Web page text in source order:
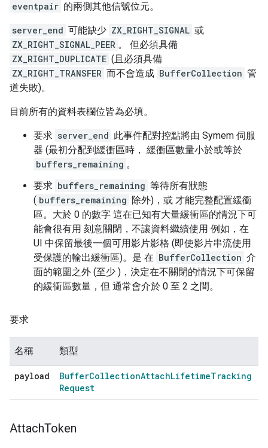
eventpair 的兩側其他信號位元。
server_end 可能缺少 ZX_RIGHT_SIGNAL 或
ZX_RIGHT_SIGNAL_PEER 。 但必須具備
ZX_RIGHT_DUPLICATE (且必須具備
ZX_RIGHT_TRANSFER 而不會造成 BufferCollection 管
道失敗)。
目前所有的資料表欄位皆為必填。
要求 server_end 此事件配對控點將由 Symem 伺服
器 (最初分配到緩衝區時， 緩衝區數量小於或等於
buffers_remaining 。
要求 buffers_remaining 等待所有狀態
( buffers_remaining 除外)，或 才能完整配置緩衝
區。大於 0 的數字 這在已知有大量緩衝區的情況下可
能會很有用 刻意關閉，不讓資料繼續使用 例如，在
UI 中保留最後一個可用影片影格 (即使影片串流使用
受保護的輸出緩衝區)。是 在 BufferCollection 介
面的範圍之外 (至少 )，決定在不關閉的情況下可保留
的緩衝區數量，但 通常會介於 0 至 2 之間。
要求
名稱 類型
payload BufferCollectionAttachLifetimeTracking
Request
AttachToken